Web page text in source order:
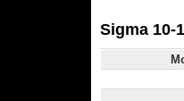
Sigma 10-